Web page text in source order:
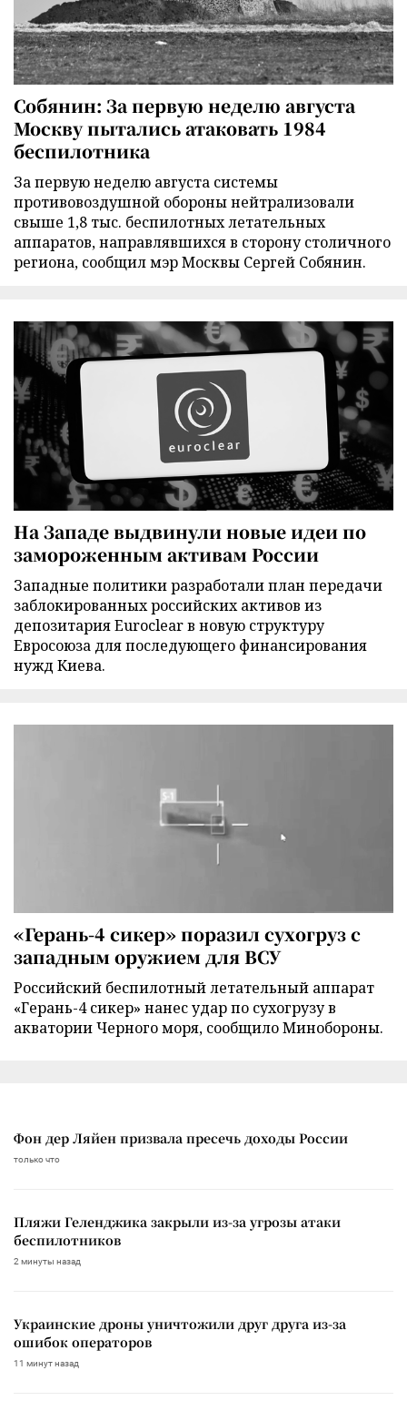
Собянин: За первую неделю августа
Москву пытались атаковать 1984
беспилотника
За первую неделю августа системы
противовоздушной обороны нейтрализовали
свыше 1,8 тыс. беспилотных летательных
аппаратов, направлявшихся в сторону столичного
региона, сообщил мэр Москвы Сергей Собянин.
На Западе выдвинули новые идеи по
замороженным активам России
Западные политики разработали план передачи
заблокированных российских активов из
депозитария Euroclear в новую структуру
Евросоюза для последующего финансирования
нужд Киева.
«Герань-4 сикер» поразил сухогруз с
западным оружием для ВСУ
Российский беспилотный летательный аппарат
«Герань-4 сикер» нанес удар по сухогрузу в
акватории Черного моря, сообщило Минобороны.
Фон дер Ляйен призвала пресечь доходы России
только что
Пляжи Геленджика закрыли из-за угрозы атаки
беспилотников
2 минуты назад
Украинские дроны уничтожили друг друга из-за
ошибок операторов
11 минут назад